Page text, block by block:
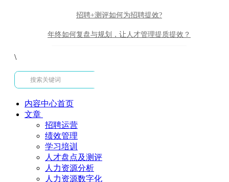
招聘+测评如何为招聘提效?
年终如何复盘与规划，让人才管理提质提效？
\
内容中心首页
文章
招聘运营
绩效管理
学习培训
人才盘点及测评
人力资源分析
人力资源数字化